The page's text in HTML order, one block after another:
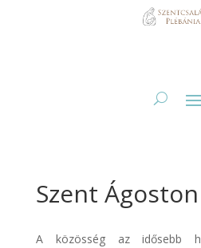
Szent
A közösség az idősebb